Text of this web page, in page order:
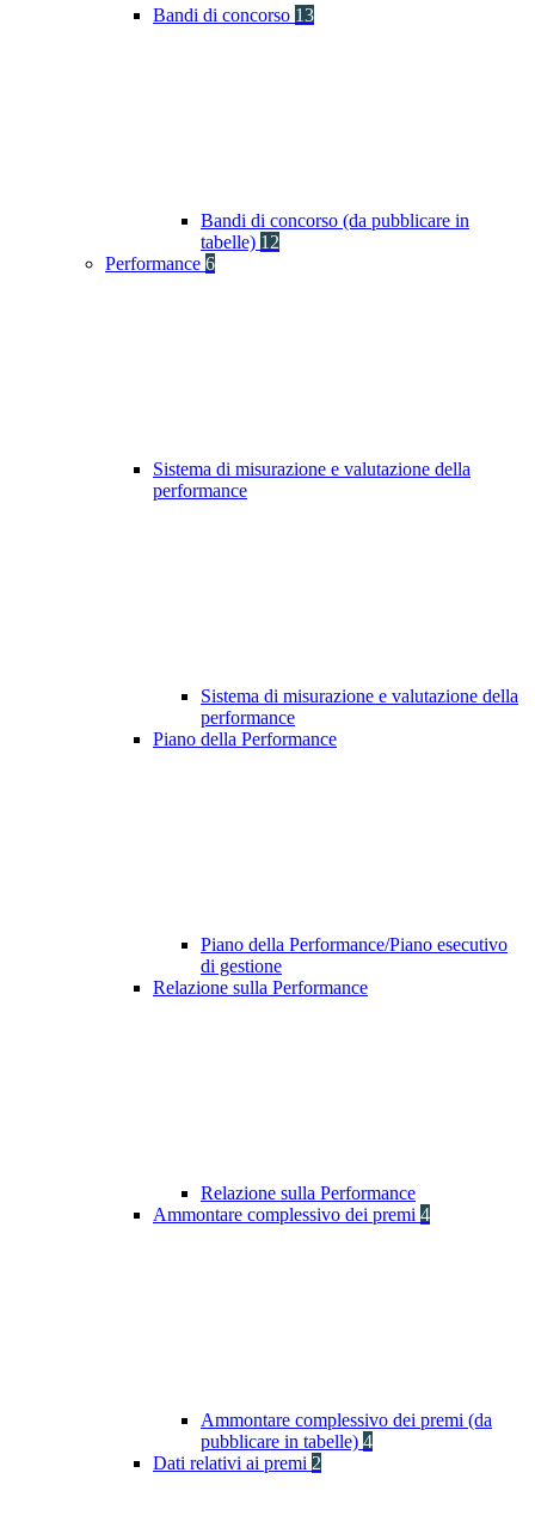
Bandi di concorso 13
Bandi di concorso (da pubblicare in
tabelle) 12
Performance 6
Sistema di misurazione e valutazione della
performance
Sistema di misurazione e valutazione della
performance
Piano della Performance
Piano della Performance/Piano esecutivo
di gestione
Relazione sulla Performance
Relazione sulla Performance
Ammontare complessivo dei premi 4
Ammontare complessivo dei premi (da
pubblicare in tabelle) 4
Dati relativi ai premi 2